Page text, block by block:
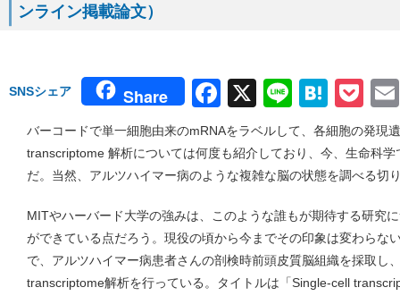
ンライン掲載論文）
SNSシェア Share Facebook
X Line
バーコードで単一細胞由来のmRNAをラベルして、各細胞の発現
transcriptome 解析については何度も紹介しており、今、生命科
だ。当然、アルツハイマー病のような複雑な脳の状態を調べる切
MITやハーバード大学の強みは、このような誰もが期待する研究
ができている点だろう。現役の頃から今までその印象は変わらな
で、アルツハイマー病患者さんの剖検時前頭皮質脳組織を採取し
transcriptome解析を行っている。タイトルは「Single-cell